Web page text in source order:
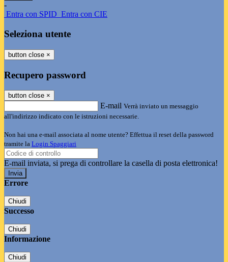
-
Entra con SPID Entra con CIE
Seleziona utente
button close ×
Recupero password
button close ×
E-mail Verrà inviato un messaggio
all'indirizzo indicato con le istruzioni necessarie.
Non hai una e-mail associata al nome utente? Effettua il reset della password
tramite la Login Spaggiari
E-mail inviata, si prega di controllare la casella di posta elettronica!
Errore
Chiudi
Successo
Chiudi
Informazione
Chiudi